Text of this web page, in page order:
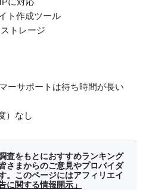
ト作成ツール
トレージ
ーサポートは待ち時間が長い
）なし
査をもとにおすすめランキング
さまからのご意見やプロバイダ
。このページにはアフィリエイ
に関する情報開示」